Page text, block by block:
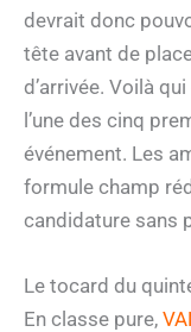
devrait donc
tête avant de
d’arrivée. Voilà
l’une des cinq
événement. Les
formule champ
candidature sans
Le tocard du
En classe pure,